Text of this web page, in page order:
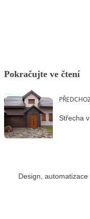
Pokračujte ve čtení
Střecha
Design,